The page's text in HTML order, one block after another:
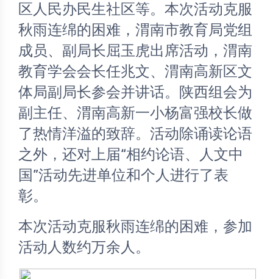
区人民办民生社区等。本次活动克服
秋雨连绵的困难，渭南市教育局党组
成员、副局长屈玉虎出席活动，渭南
教育学会会长任兆文、渭南高新区文
体局副局长参会并讲话。陕西组会为
副主任、渭南高新一小杨富强校长做
了热情洋溢的致辞。活动除诵读论语
之外，还对上届“相约论语、人文中
国”活动先进单位和个人进行了表
彰。
本次活动克服秋雨连绵的困难，参加
活动人数约万余人。